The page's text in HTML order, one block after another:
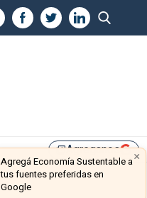
library_addAgreganos ×
Agregá Economía Sustentable a
tus fuentes preferidas en
Google